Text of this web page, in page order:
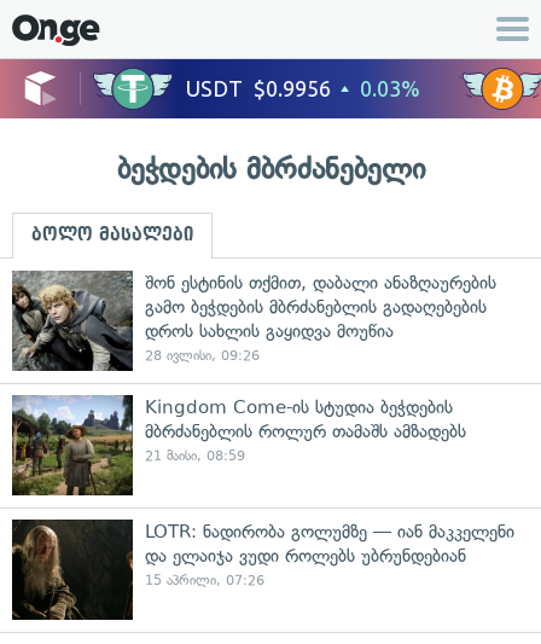
ბეჭდების მბრძანებელი
ბოლო მასალები
შონ ესტინის თქმით, დაბალი ანაზღაურების
გამო ბეჭდების მბრძანებლის გადაღებების
დროს სახლის გაყიდვა მოუწია
28 ივლისი, 09:26
Kingdom Come-ის სტუდია ბეჭდების
მბრძანებლის როლურ თამაშს ამზადებს
21 მაისი, 08:59
LOTR: ნადირობა გოლუმზე — იან მაკკელენი
და ელაიჯა ვუდი როლებს უბრუნდებიან
15 აპრილი, 07:26